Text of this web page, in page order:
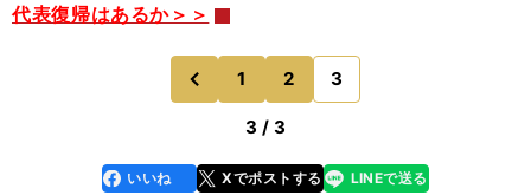
代表復帰はあるか＞＞
前
のページへ
1 2 3
3 / 3
faceboo
k
いいね Xでポストする
line LINEで送る